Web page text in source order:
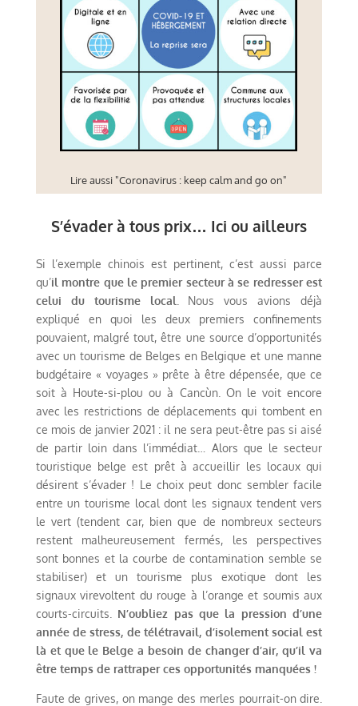
Lire aussi "Coronavirus : keep calm and go on"
S’évader à tous prix… Ici ou ailleurs
Si l’exemple chinois est pertinent, c’est aussi parce
qu’il montre que le premier secteur à se redresser est
celui du tourisme local . Nous vous avions déjà
expliqué en quoi les deux premiers confinements
pouvaient, malgré tout, être une source d’opportunités
avec un tourisme de Belges en Belgique et une manne
budgétaire « voyages » prête à être dépensée, que ce
soit à Houte-si-plou ou à Cancùn. On le voit encore
avec les restrictions de déplacements qui tombent en
ce mois de janvier 2021 : il ne sera peut-être pas si aisé
de partir loin dans l’immédiat… Alors que le secteur
touristique belge est prêt à accueillir les locaux qui
désirent s’évader ! Le choix peut donc sembler facile
entre un tourisme local dont les signaux tendent vers
le vert (tendent car, bien que de nombreux secteurs
restent malheureusement fermés, les perspectives
sont bonnes et la courbe de contamination semble se
stabiliser) et un tourisme plus exotique dont les
signaux virevoltent du rouge à l’orange et soumis aux
courts-circuits. N’oubliez pas que la pression d’une
année de stress, de télétravail, d’isolement social est
là et que le Belge a besoin de changer d’air, qu’il va
être temps de rattraper ces opportunités manquées !
Faute de grives, on mange des merles pourrait-on dire.